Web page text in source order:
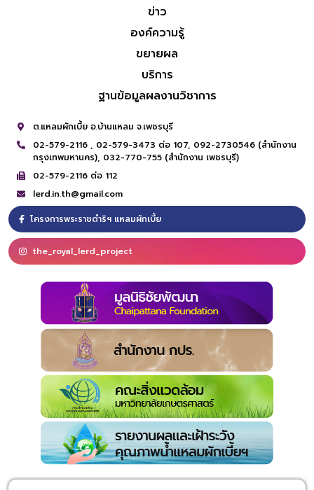
ข่าว
องค์ความรู้
ขยายผล
บริการ
ฐานข้อมูลผลงานวิชาการ
ต.แหลมผักเบี้ย อ.บ้านแหลม จ.เพชรบุรี
02-579-2116 , 02-579-3473 ต่อ 107, 092-2730546 (สำนักงาน
กรุงเทพมหานคร), 032-770-755 (สำนักงาน เพชรบุรี)
02-579-2116 ต่อ 112
lerd.in.th@gmail.com
โครงการพระราชดำริฯ แหลมผักเบี้ย
the_royal_lerd_project